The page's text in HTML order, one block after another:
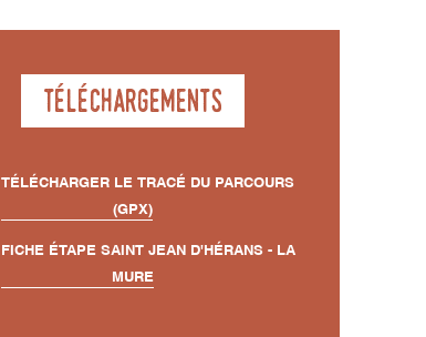
Téléchargements
TÉLÉCHARGER LE TRACÉ DU PARCOURS
(GPX)
FICHE ÉTAPE SAINT JEAN D'HÉRANS - LA
MURE